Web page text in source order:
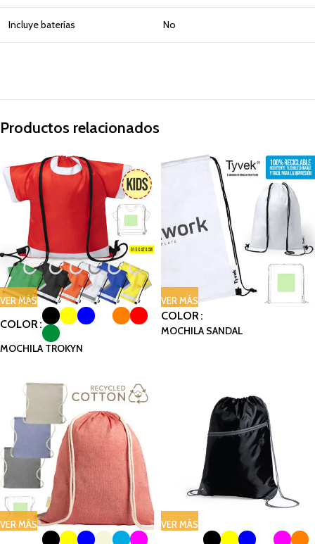
Incluye baterías No
Productos relacionados
VER MÁS
COLOR
MOCHILA TROKYN
VER MÁS
COLOR
MOCHILA SANDAL
VER MÁS VER MÁS